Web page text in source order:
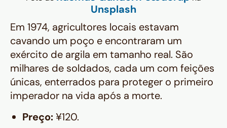
Unsplash
Em 1974, agricultores locais estavam
cavando um poço e encontraram um
exército de argila em tamanho real. São
milhares de soldados, cada um com feições
únicas, enterrados para proteger o primeiro
imperador na vida após a morte.
Preço:¥120.